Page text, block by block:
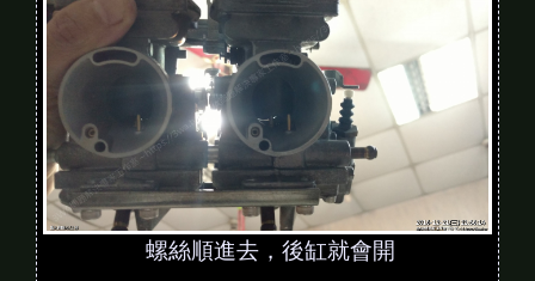
螺絲順進去，後缸就會開